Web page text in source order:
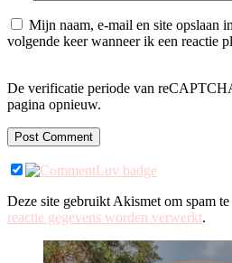
Mijn naam, e-mail en site opslaan
volgende keer wanneer ik een reactie
De verificatie periode van
pagina opnieuw.
Deze site gebruikt Akismet om spam
reactie gegevens worden verwerkt.